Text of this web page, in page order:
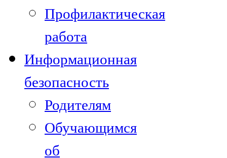
Профилактическая
работа
Информационная
безопасность
Родителям
Обучающимся
об